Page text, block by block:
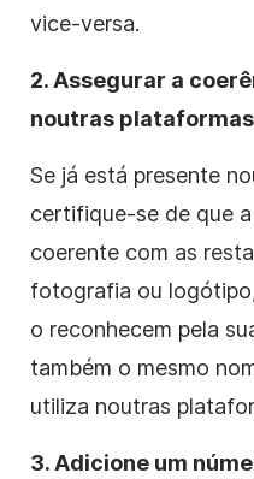
vice-versa.
2. Assegurar a
noutras
Se já está presente
certifique-se de que
coerente com as
fotografia ou
o reconhecem pela
também o mesmo
utiliza noutras
3. Adicione um